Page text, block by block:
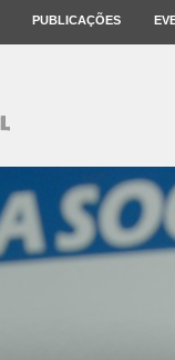
PUBLICAÇÕES